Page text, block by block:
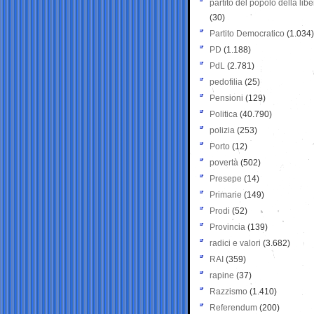
partito del popolo della
(30)
Partito Democratico (1.034)
PD (1.188)
PdL (2.781)
pedofilia (25)
Pensioni (129)
Politica (40.790)
polizia (253)
Porto (12)
povertà (502)
Presepe (14)
Primarie (149)
Prodi (52)
Provincia (139)
radici e valori (3.682)
RAI (359)
rapine (37)
Razzismo (1.410)
Referendum (200)